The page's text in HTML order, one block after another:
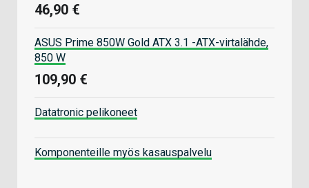
46,90 €
ASUS Prime 850W Gold ATX 3.1 -ATX-virtalähde,
850 W
109,90 €
Datatronic pelikoneet
Komponenteille myös kasauspalvelu